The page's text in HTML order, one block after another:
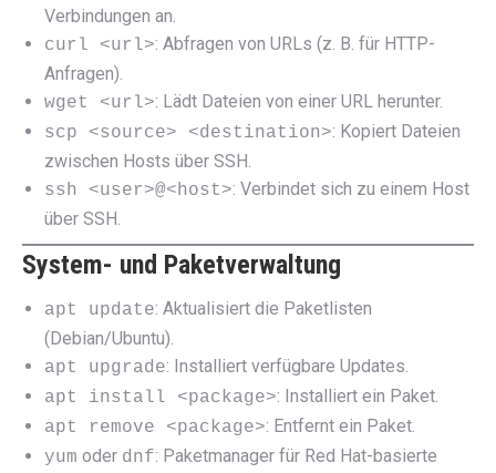
Verbindungen an.
curl <url>: Abfragen von URLs (z. B. für HTTP-
Anfragen).
wget <url>: Lädt Dateien von einer URL herunter.
scp <source> <destination>: Kopiert Dateien
zwischen Hosts über SSH.
ssh <user>@<host>: Verbindet sich zu einem Host
über SSH.
System- und Paketverwaltung
apt update: Aktualisiert die Paketlisten
(Debian/Ubuntu).
apt upgrade: Installiert verfügbare Updates.
apt install <package>: Installiert ein Paket.
apt remove <package>: Entfernt ein Paket.
yum oder dnf: Paketmanager für Red Hat-basierte